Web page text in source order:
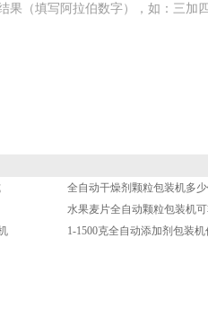
果（填写阿拉伯数字），如：三加
全自动干燥剂颗粒包装机多
水果麦片全自动颗粒包装机可
1-1500克全自动添加剂包装机